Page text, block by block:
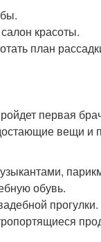
красоты.
план
первая
вещи и
обувь.
прогулки.